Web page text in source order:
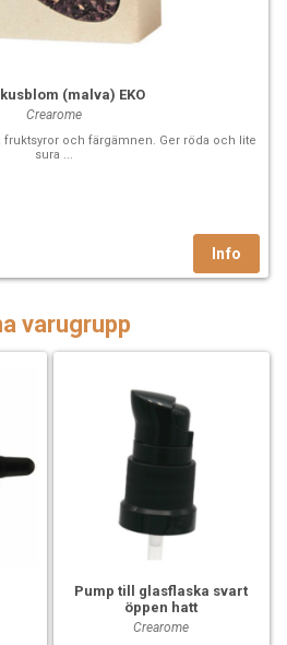
(malva) EKO
Crearome
fruktsyror och färgämnen. Ger röda och lite
sura ...
varugrupp
Pump till glasflaska svart
öppen hatt
Crearome